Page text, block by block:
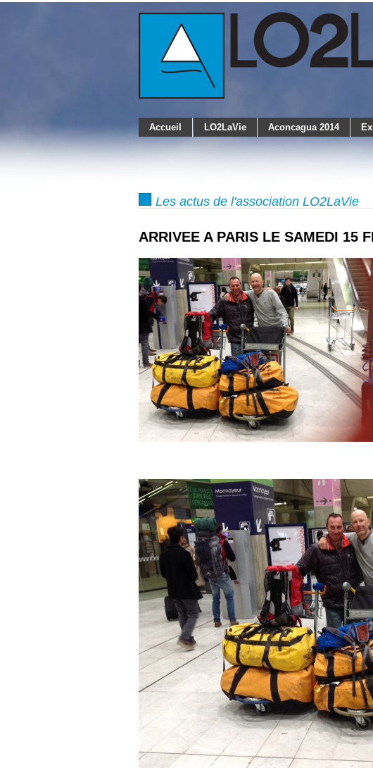
Accueil LO2LaVie Aconcagua 2014
Les actus de l'association LO2LaVie
ARRIVEE A PARIS LE SAMEDI 15